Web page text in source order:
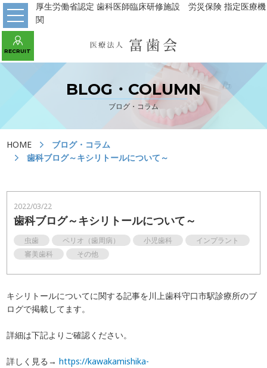
厚生労働省認定 歯科医師臨床研修施設 労災保険 指定医療機
関
RECRUIT WEB予約 初診の方はこちら
あべの診療所 パンジョ診療所 守口市駅診療所
医院の紹介
川上歯科守口市駅診療所 デンタルラボ
当院の治療
予防
BLOG・COLUMN
ブログ・コラム
HOME
ブログ・コラム
歯科ブログ～キシリトールについて～
2022/03/22
歯科ブログ～キシリトールについて～
虫歯 ペリオ（歯周病） 小児歯科
インプラント
審美歯科
その他
キシリトールについてに関する記事を川上歯科守口市駅診療所のブ
ログで掲載してます。
詳細は下記よりご確認ください。
詳しく見る→https://kawakamishika-